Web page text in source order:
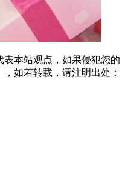
本站观点，如果侵犯您的
，如若转载，请注明出处：